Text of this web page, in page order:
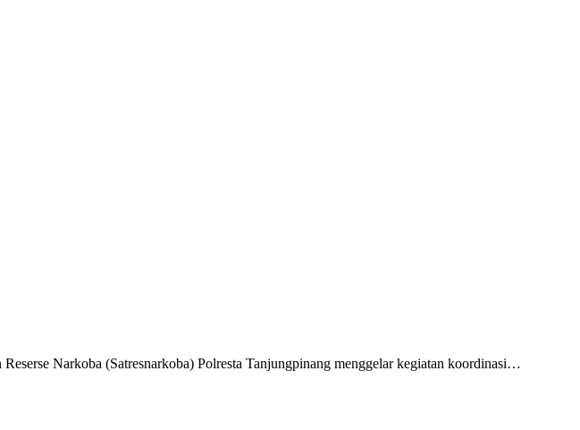
Narkoba (Satresnarkoba) Polresta Tanjungpinang menggelar kegiatan koordinasi…